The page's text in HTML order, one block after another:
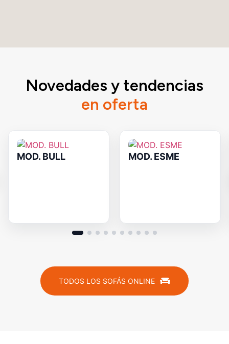
Novedades y tendencias
en oferta
MOD. BULL MOD. ESME
TODOS LOS SOFÁS ONLINE